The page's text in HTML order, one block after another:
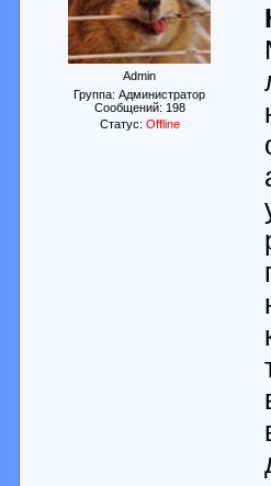
Admin
Группа: Администратор
Сообщений: 198
Статус: Offline